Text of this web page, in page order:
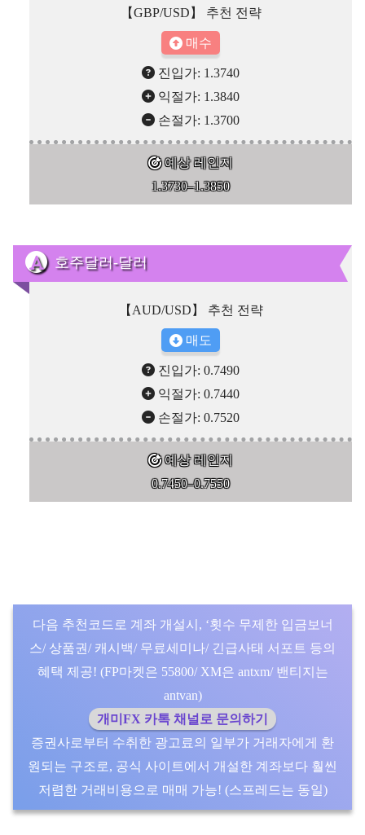
【GBP/USD】 추천 전략
매수
진입가: 1.3740
익절가: 1.3840
손절가: 1.3700
예상 레인지
1.3730–1.3850
호주달러-달러
【AUD/USD】 추천 전략
매도
진입가: 0.7490
익절가: 0.7440
손절가: 0.7520
예상 레인지
0.7450–0.7550
다음 추천코드로 계좌 개설시, ‘횟수 무제한 입금보너
스/ 상품권/ 캐시백/ 무료세미나/ 긴급사태 서포트 등의
혜택 제공! (FP마켓은 55800/ XM은 antxm/ 밴티지는
antvan)
개미FX 카톡 채널로 문의하기
증권사로부터 수취한 광고료의 일부가 거래자에게 환
원되는 구조로, 공식 사이트에서 개설한 계좌보다 훨씬
저렴한 거래비용으로 매매 가능! (스프레드는 동일)